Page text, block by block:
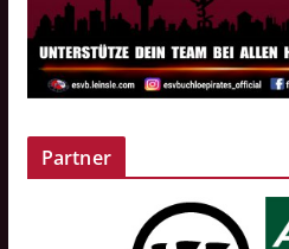
Partner